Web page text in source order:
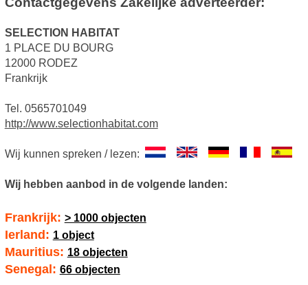
SELECTION HABITAT
1 PLACE DU BOURG
12000 RODEZ
Frankrijk
Tel. 0565701049
http://www.selectionhabitat.com
Wij kunnen spreken / lezen:
Wij hebben aanbod in de volgende landen:
Frankrijk: > 1000 objecten
Ierland: 1 object
Mauritius: 18 objecten
Senegal: 66 objecten